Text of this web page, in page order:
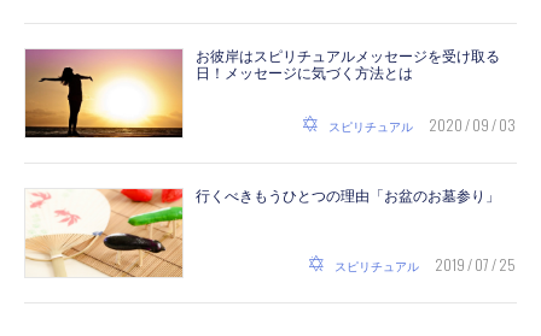
お彼岸はスピリチュアルメッセージを受け取る
日！メッセージに気づく方法とは
スピリチュアル 2020 / 09 / 03
行くべきもうひとつの理由「お盆のお墓参り」
スピリチュアル 2019 / 07 / 25